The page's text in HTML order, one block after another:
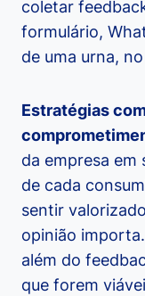
coletar
formulário,
de uma urna,
Estratégias
da empresa em
de cada
sentir
opinião
além do
que forem